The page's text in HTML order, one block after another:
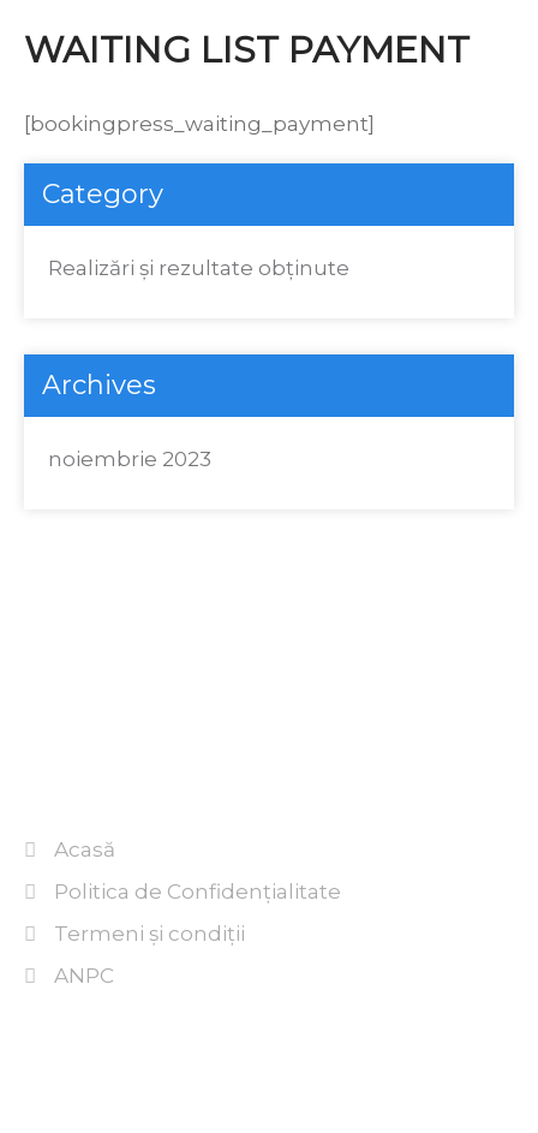
WAITING LIST PAYMENT
[bookingpress_waiting_payment]
Category
Realizări şi rezultate obţinute
Archives
noiembrie 2023
Acasă
Politica de Confidențialitate
Termeni şi condiţii
ANPC